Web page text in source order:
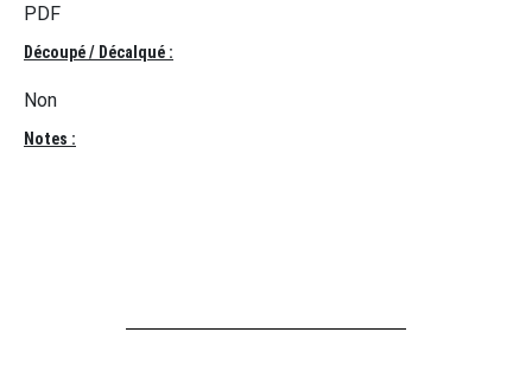
PDF
Découpé / Décalqué :
Non
Notes :